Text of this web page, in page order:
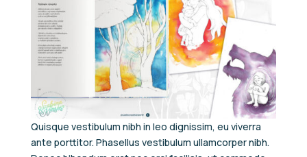
Quisque vestibulum nibh in leo dignissim, eu viverra
ante porttitor. Phasellus vestibulum ullamcorper nibh.